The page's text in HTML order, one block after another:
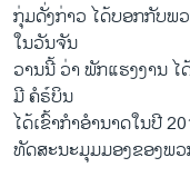
ກຸ່ມ​ດັ່ງ​ກ່າວ ໄດ້​ບອກ​ກັບ​
ໃນວັນ​ຈັນ
ວານ​ນີ້ ວ່າ ພັກ​ແຮງ​ງານ
ມີ ຄໍ​ຣ໌​ບິນ
ໄດ້​ເຂົ້າ​ກຳ​ອຳ​ນາດໃນ​ປີ
ທັດ​ສະ​ນະ​ມຸມມອງຂອງ​ພວ